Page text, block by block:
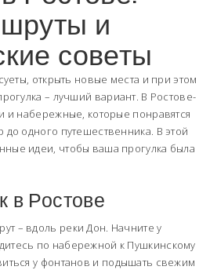
и
советы
открыть новые места и при этом
– лучший вариант. В Ростове-
и набережные, которые понравятся
до одного путешественника. В этой
идеи, чтобы ваша прогулка была
в Ростове
– вдоль реки Дон. Начните у
по набережной к Пушкинскому
у фонтанов и подышать свежим